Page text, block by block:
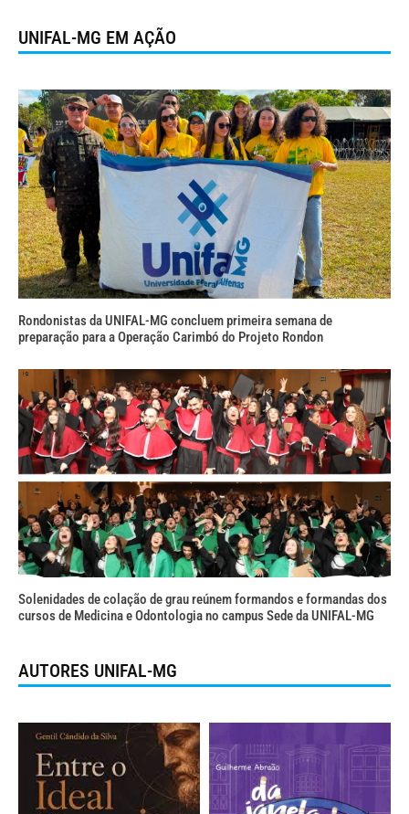
UNIFAL-MG EM AÇÃO
Rondonistas da UNIFAL-MG concluem primeira semana de
preparação para a Operação Carimbó do Projeto Rondon
Solenidades de colação de grau reúnem formandos e formandas dos
cursos de Medicina e Odontologia no campus Sede da UNIFAL-MG
AUTORES UNIFAL-MG